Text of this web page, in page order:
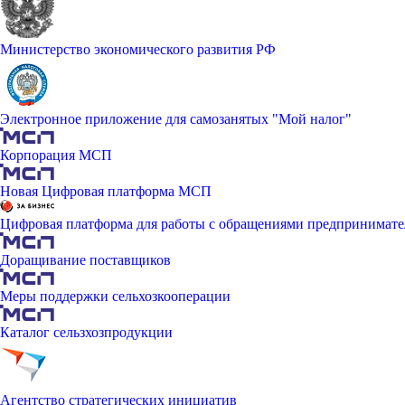
Министерство экономического развития РФ
Электронное приложение для самозанятых "Мой налог"
Корпорация МСП
Новая Цифровая платформа МСП
Цифровая платформа для работы с обращениями
Доращивание поставщиков
Меры поддержки сельхозкооперации
Каталог сельзхозпродукции
Агентство стратегических инициатив